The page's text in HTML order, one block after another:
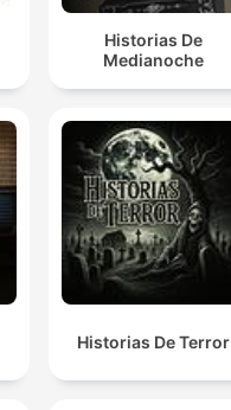
Historias De
Medianoche
Historias De Terror